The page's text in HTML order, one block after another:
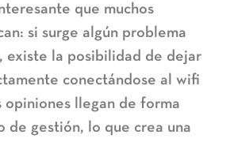
que muchos
si surge algún problema
existe la posibilidad de dejar
conectándose al wifi
opiniones llegan de forma
de gestión, lo que crea una